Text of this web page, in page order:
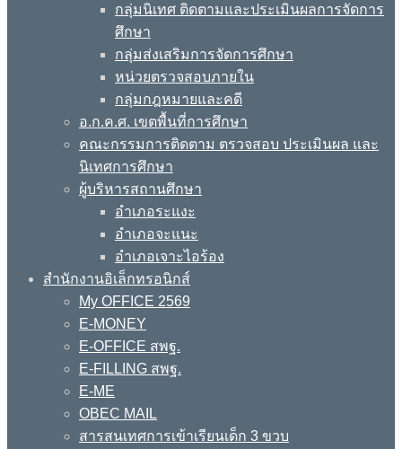
กลุ่มนิเทศ ติดตามและประเมินผลการจัดการ
ศึกษา
กลุ่มส่งเสริมการจัดการศึกษา
หน่วยตรวจสอบภายใน
กลุ่มกฎหมายและคดี
อ.ก.ค.ศ. เขตพื้นที่การศึกษา
คณะกรรมการติดตาม ตรวจสอบ ประเมินผล และ
นิเทศการศึกษา
ผู้บริหารสถานศึกษา
อำเภอระแงะ
อำเภอจะแนะ
อำเภอเจาะไอร้อง
สำนักงานอิเล็กทรอนิกส์
My OFFICE 2569
E-MONEY
E-OFFICE สพฐ.
E-FILLING สพฐ.
E-ME
OBEC MAIL
สารสนเทศการเข้าเรียนเด็ก 3 ขวบ